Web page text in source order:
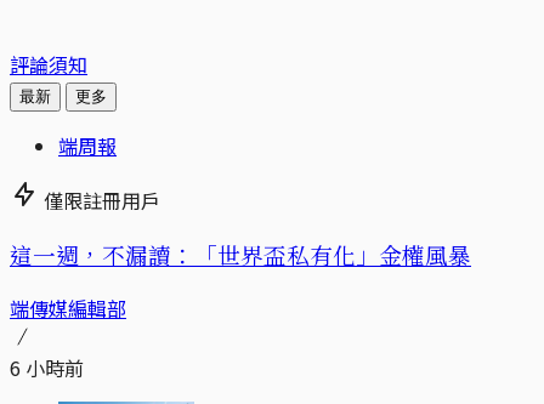
評論須知
最新 更多
端周報
僅限註冊用戶
這一週，不漏讀：「世界盃私有化」金權風暴
端傳媒編輯部
6 小時前